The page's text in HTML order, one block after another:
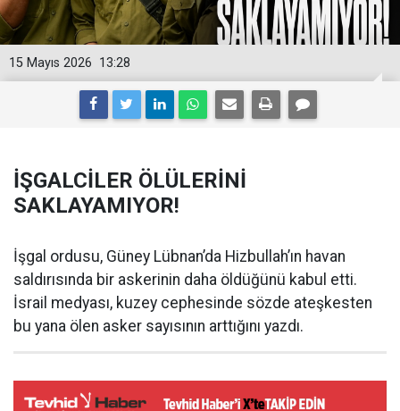
13:28
15 Mayıs 2026
İŞGALCİLER ÖLÜLERİNİ
SAKLAYAMIYOR!
İşgal ordusu, Güney Lübnan’da Hizbullah’ın havan
saldırısında bir askerinin daha öldüğünü kabul etti.
İsrail medyası, kuzey cephesinde sözde ateşkesten
bu yana ölen asker sayısının arttığını yazdı.